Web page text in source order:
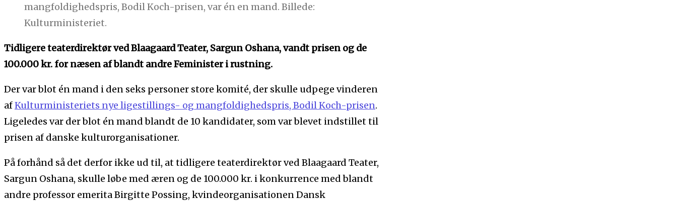
mangfoldighedspris, Bodil Koch-prisen, var én en mand. Billede:
Kulturministeriet.
Tidligere teaterdirektør ved Blaagaard Teater, Sargun Oshana, vandt prisen og de
100.000 kr. for næsen af blandt andre Feminister i rustning.
Der var blot én mand i den seks personer store komité, der skulle udpege vinderen
afKulturministeriets nye ligestillings- og mangfoldighedspris, Bodil Koch-prisen.
Ligeledes var der blot én mand blandt de 10 kandidater, som var blevet indstillet til
prisen af danske kulturorganisationer.
På forhånd så det derfor ikke ud til, at tidligere teaterdirektør ved Blaagaard Teater,
Sargun Oshana, skulle løbe med æren og de 100.000 kr. i konkurrence med blandt
andre professor emerita Birgitte Possing, kvindeorganisationen Dansk